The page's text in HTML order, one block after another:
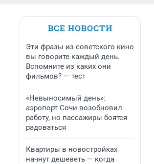
ВСЕ НОВОСТИ
Эти фразы из советского кино
вы говорите каждый день.
Вспомните из каких они
фильмов? — тест
«Невыносимый день»:
аэропорт Сочи возобновил
работу, но пассажиры боятся
радоваться
Квартиры в новостройках
начнут дешеветь — когда